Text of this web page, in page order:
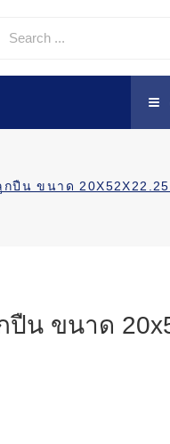
ปืน ขนาด 20X52X22.25
ปืน ขนาด